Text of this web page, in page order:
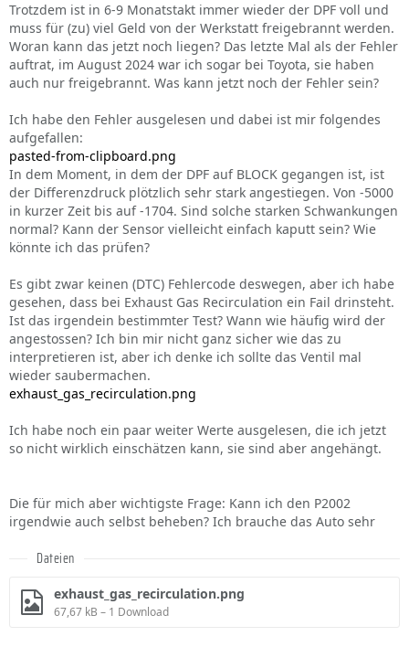
Trotzdem ist in 6-9 Monatstakt immer wieder der DPF voll und
muss für (zu) viel Geld von der Werkstatt freigebrannt werden.
Woran kann das jetzt noch liegen? Das letzte Mal als der Fehler
auftrat, im August 2024 war ich sogar bei Toyota, sie haben
auch nur freigebrannt. Was kann jetzt noch der Fehler sein?
Ich habe den Fehler ausgelesen und dabei ist mir folgendes
aufgefallen:
pasted-from-clipboard.png
In dem Moment, in dem der DPF auf BLOCK gegangen ist, ist
der Differenzdruck plötzlich sehr stark angestiegen. Von -5000
in kurzer Zeit bis auf -1704. Sind solche starken Schwankungen
normal? Kann der Sensor vielleicht einfach kaputt sein? Wie
könnte ich das prüfen?
Es gibt zwar keinen (DTC) Fehlercode deswegen, aber ich habe
gesehen, dass bei Exhaust Gas Recirculation ein Fail drinsteht.
Ist das irgendein bestimmter Test? Wann wie häufig wird der
angestossen? Ich bin mir nicht ganz sicher wie das zu
interpretieren ist, aber ich denke ich sollte das Ventil mal
wieder saubermachen.
exhaust_gas_recirculation.png
Ich habe noch ein paar weiter Werte ausgelesen, die ich jetzt
so nicht wirklich einschätzen kann, sie sind aber angehängt.
Die für mich aber wichtigste Frage: Kann ich den P2002
irgendwie auch selbst beheben? Ich brauche das Auto sehr
Dateien
exhaust_gas_recirculation.png
67,67 kB – 1 Download